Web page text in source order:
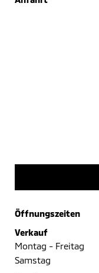
Öffnungszeiten
Verkauf
Montag - Freitag
Samstag